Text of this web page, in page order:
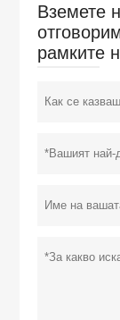
Вземете
рамките